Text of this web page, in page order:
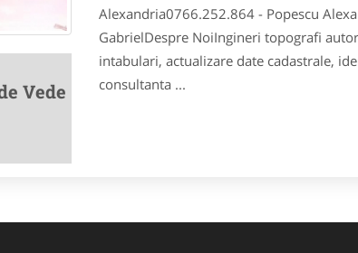
Vede
Alexandria0766.252.864 - Popescu
GabrielDespre NoiIngineri topografi
intabulari, actualizare date cadastrale,
consultanta ...